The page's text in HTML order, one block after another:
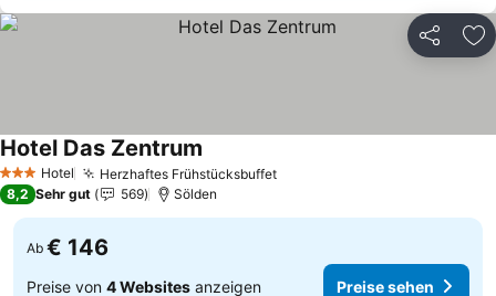
Teilen
3 SterneHotel Herzhaftes Frühstücksbuffet
Hotel Das Zentrum
8,2 Sehr gut 569 Sölden
Ab € 146
Preise von 4 Websites anzeigen Preise sehen